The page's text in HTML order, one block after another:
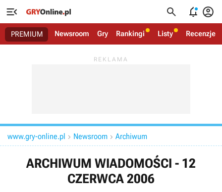
   
PREMIUM Newsroom Gry Rankingi Listy Recenzje
www.gry-online.pl  Newsroom  Archiwum
ARCHIWUM WIADOMOŚCI - 12
CZERWCA 2006